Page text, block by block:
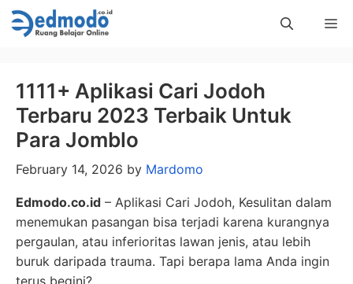
Skip
to
1111+ Aplikasi Cari Jodoh
Terbaru 2023 Terbaik Untuk
Para Jomblo
February 14, 2026 by Mardomo
Edmodo.co.id – Aplikasi Cari Jodoh, Kesulitan dalam
menemukan pasangan bisa terjadi karena kurangnya
pergaulan, atau inferioritas lawan jenis, atau lebih
buruk daripada trauma. Tapi berapa lama Anda ingin
terus begini?